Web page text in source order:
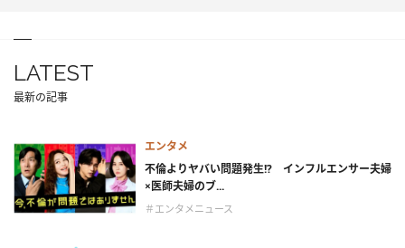
LATEST
最新の記事
エンタメ
不倫よりヤバい問題発生!? インフルエンサー夫婦
×医師夫婦のブ...
＃エンタメニュース